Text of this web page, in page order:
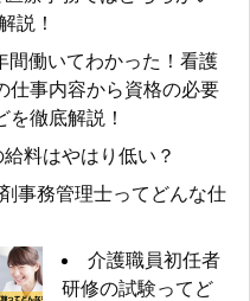
説！
間働いてわかった！看護
仕事内容から資格の必要
を徹底解説！
料はやはり低い？
事務管理士ってどんな仕
介護職員初任者
研修の試験ってど